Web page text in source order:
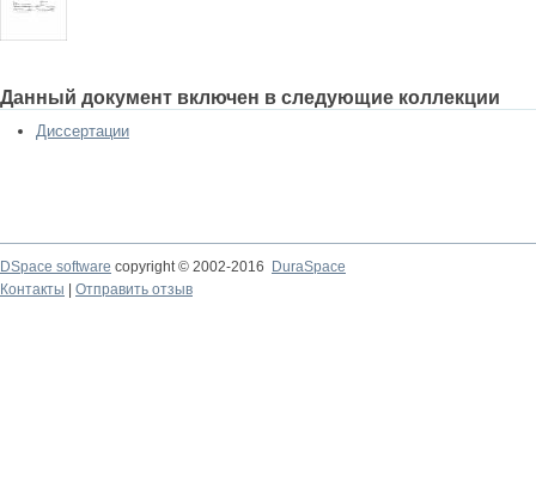
Данный документ включен в следующие коллекции
Диссертации
DSpace software copyright © 2002-2016
DuraSpace
Контакты
Отправить отзыв